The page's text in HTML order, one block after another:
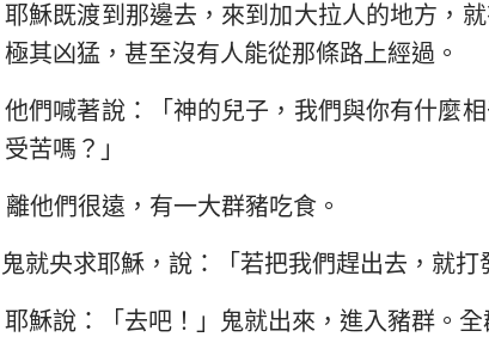
耶穌既渡到那邊去，來到加大拉人的地方，
極其凶猛，甚至沒有人能從那條路上經過。
他們喊著說：「神的兒子，我們與你有什麼
受苦嗎？」
離他們很遠，有一大群豬吃食。
鬼就央求耶穌，說：「若把我們趕出去，就打
耶穌說：「去吧！」鬼就出來，進入豬群。